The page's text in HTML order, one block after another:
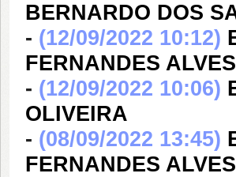
BERNARDO DOS
- (12/09/2022 10:12)
FERNANDES ALVES
- (12/09/2022 10:06)
OLIVEIRA
- (08/09/2022 13:45)
FERNANDES ALVES